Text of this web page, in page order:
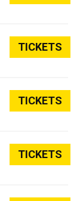
TICKETS
TICKETS
TICKETS